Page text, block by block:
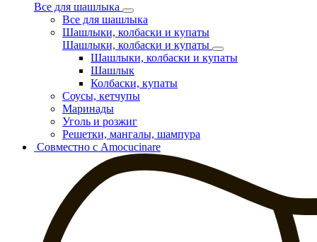
Все для шашлыка
Все для шашлыка
Шашлыки, колбаски и купаты
Шашлыки, колбаски и купаты
Шашлыки, колбаски и купаты
Шашлык
Колбаски, купаты
Соусы, кетчупы
Маринады
Уголь и розжиг
Решетки, мангалы, шампура
Совместно с Amocucinare